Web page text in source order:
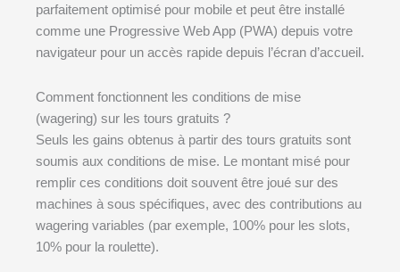
parfaitement optimisé pour mobile et peut être installé
comme une Progressive Web App (PWA) depuis votre
navigateur pour un accès rapide depuis l’écran d’accueil.
Comment fonctionnent les conditions de mise
(wagering) sur les tours gratuits ?
Seuls les gains obtenus à partir des tours gratuits sont
soumis aux conditions de mise. Le montant misé pour
remplir ces conditions doit souvent être joué sur des
machines à sous spécifiques, avec des contributions au
wagering variables (par exemple, 100% pour les slots,
10% pour la roulette).